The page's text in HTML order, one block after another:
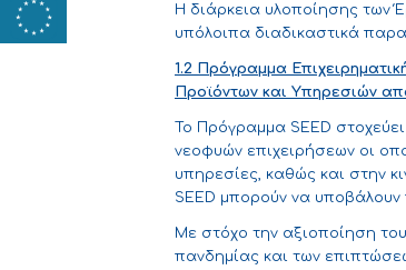
Η διάρκεια υλοποίησης των
υπόλοιπα διαδικαστικά
1.2 Πρόγραμμα
Προϊόντων και Υπηρεσιών
Το Πρόγραμμα SEED
νεοφυών επιχειρήσεων οι
υπηρεσίες, καθώς και στην
SEED μπορούν να υποβάλουν
Με στόχο την αξιοποίηση
πανδημίας και των